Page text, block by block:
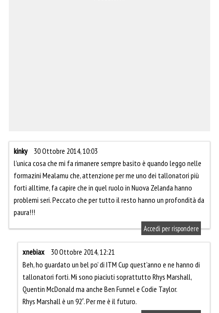
kinky
30 Ottobre 2014, 10:03
l’unica cosa che mi fa rimanere sempre basito è quando leggo nelle
formazini Mealamu che, attenzione per me uno dei tallonatori più
forti alltime, fa capire che in quel ruolo in Nuova Zelanda hanno
problemi seri. Peccato che per tutto il resto hanno un profondità da
paura!!!
Accedi per rispondere
xnebiax
30 Ottobre 2014, 12:21
Beh, ho guardato un bel po’ di ITM Cup quest’anno e ne hanno di
tallonatori forti. Mi sono piaciuti soprattutto Rhys Marshall,
Quentin McDonald ma anche Ben Funnel e Codie Taylor.
Rhys Marshall è un 92′. Per me è il futuro.